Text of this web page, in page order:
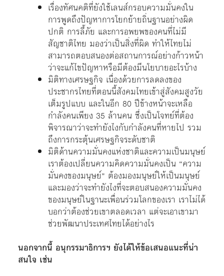
เรื่องทัศนคติที่ยังใช้เลนส์กรอบความมั่นคงใน
การพูดถึงปัญหาการโยกย้ายถิ่นฐานอย่างผิด
ปกติ การลี้ภัย และการอพยพของคนที่ไม่มี
สัญชาติไทย มองว่าเป็นสิ่งที่ผิด ทำให้ไทยไม่
สามารถตอบสนองต่อสถานการณ์อย่างก้าวหน้า
ว่าจะแก้ไขปัญหาหรือมีต้องมีนโยบายอะไรบ้าง
มิติทางเศรษฐกิจ เนื่องด้วยการลดลงของ
ประชากรไทยที่ตอนนี้สังคมไทยเข้าสู่สังคมสูงวัย
เต็มรูปแบบ และในอีก 80 ปีข้างหน้าจะเหลือ
กำลังคนเพียง 35 ล้านคน ซึ่งเป็นโจทย์ที่ต้อง
พิจารณาว่าจะทำยังไงกับกำลังคนที่หายไป รวม
ถึงการกระตุ้นเศรษฐกิจระดับชาติ
มิติด้านความมั่นคงแห่งชาติและความเป็นมนุษย์
เราต้องเปลี่ยนความคิดความมั่นคงเป็น “ความ
มั่นคงของมนุษย์” ต้องมองมนุษย์ให้เป็นมนุษย์
และมองว่าจะทำยังไงที่จะตอบสนองความมั่นคง
ของมนุษย์ในฐานะเพื่อนร่วมโลกของเรา เราไม่ได้
บอกว่าต้องช่วยเขาตลอดเวลา แต่จะเอาเขามา
ช่วยพัฒนาประเทศไทยได้อย่างไร
นอกจากนี้ อนุกรรมาธิการฯ ยังได้ให้ข้อเสนอแนะที่น่า
สนใจ เช่น